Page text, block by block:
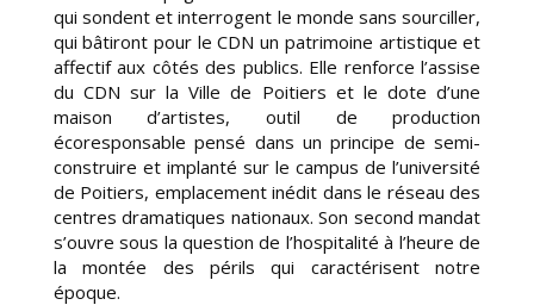
qui sondent et interrogent le monde sans sourciller,
qui bâtiront pour le CDN un patrimoine artistique et
affectif aux côtés des publics. Elle renforce l’assise
du CDN sur la Ville de Poitiers et le dote d’une
maison d’artistes, outil de production
écoresponsable pensé dans un principe de semi-
construire et implanté sur le campus de l’université
de Poitiers, emplacement inédit dans le réseau des
centres dramatiques nationaux. Son second mandat
s’ouvre sous la question de l’hospitalité à l’heure de
la montée des périls qui caractérisent notre
époque.